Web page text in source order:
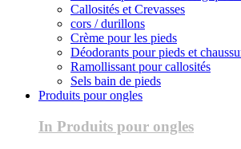
Callosités et Crevasses
cors / durillons
Crème pour les pieds
Déodorants pour pieds et
Ramollissant pour callosités
Sels bain de pieds
Produits pour ongles
In Produits pour ongles